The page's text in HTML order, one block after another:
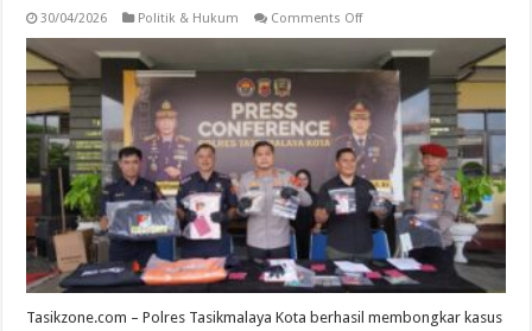
30/04/2026 Politik & Hukum Comments Offon
Pelaku
Penipuan
Mengaku
Petugas
Bea
Cukai
Ditangkap
Polres
Tasikmalaya
Kota
Tasikzone.com – Polres Tasikmalaya Kota berhasil membongkar kasus